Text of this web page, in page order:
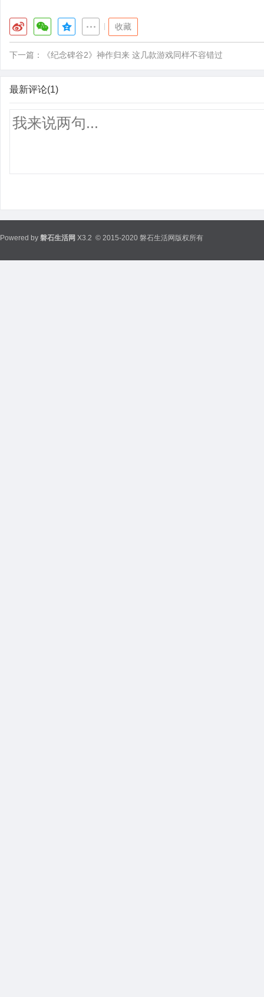
收藏
下一篇： 《纪念碑谷2》神作归来 这几款游戏同样不容错过
最新评论(1)
Powered by 磐石生活网 X3.2 © 2015-2020 磐石生活网版权所有